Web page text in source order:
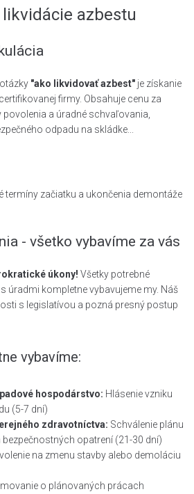
azbestu
"ako likvidovať azbest" je získanie
firmy. Obsahuje cenu za
povolenia a úradné schvaľovania,
odpadu na skládke...
termíny začiatku a ukončenia demontáže
- všetko vybavíme za vás
úkony! Všetky potrebné
úradmi kompletne vybavujeme my. Náš
s legislatívou a pozná presný postup
vybavíme:
hospodárstvo: Hlásenie vzniku
(5-7 dní)
zdravotníctva: Schválenie plánu
bezpečnostných opatrení (21-30 dní)
na zmenu stavby alebo demoláciu
o plánovaných prácach